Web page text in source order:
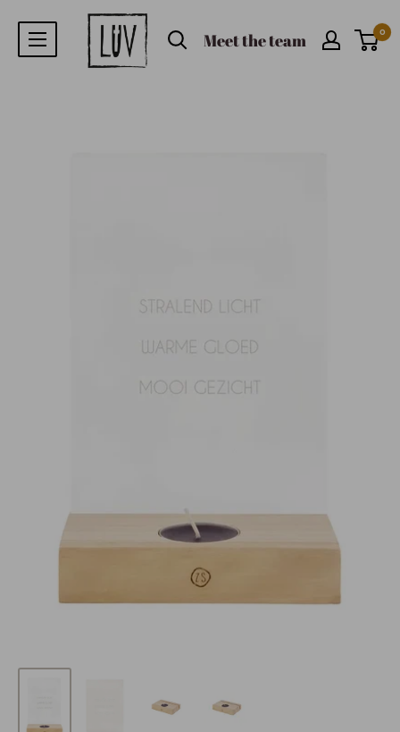
Meet the team 0